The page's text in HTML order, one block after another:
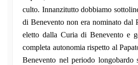
culto. Innanzitutto dobbiamo
di Benevento non era nominato dal
eletto dalla Curia di Benevento e
completa autonomia rispetto al
Benevento nel periodo longobardo